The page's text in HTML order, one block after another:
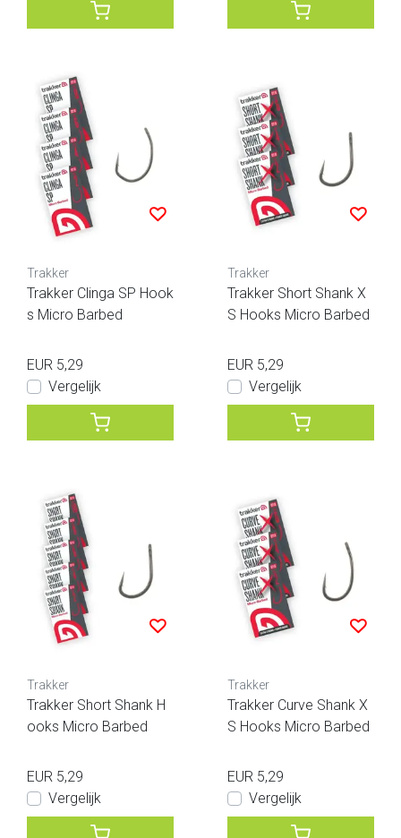
Trakker
Trakker Clinga SP Hook
s Micro Barbed
EUR 5,29
Vergelijk
Trakker
Trakker Short Shank X
S Hooks Micro Barbed
EUR 5,29
Vergelijk
Trakker
Trakker Short Shank H
ooks Micro Barbed
EUR 5,29
Vergelijk
Trakker
Trakker Curve Shank X
S Hooks Micro Barbed
EUR 5,29
Vergelijk